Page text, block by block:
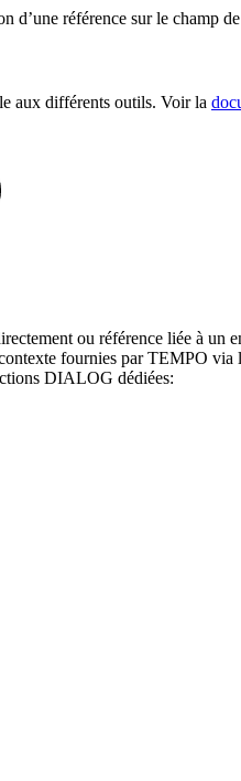
d’une référence sur le champ
aux différents outils. Voir la
ou référence liée à
contexte fournies par TEMPO
DIALOG dédiées: